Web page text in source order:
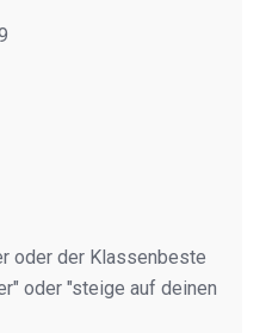
oder der Klassenbeste
oder "steige auf deinen